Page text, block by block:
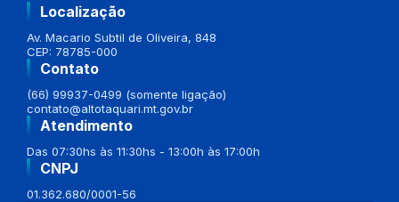
Localização
Av. Macario Subtil de Oliveira, 848
CEP: 78785-000
Contato
(66) 99937-0499 (somente ligação)
contato@altotaquari.mt.gov.br
Atendimento
Das 07:30hs às 11:30hs - 13:00h às 17:00h
CNPJ
01.362.680/0001-56